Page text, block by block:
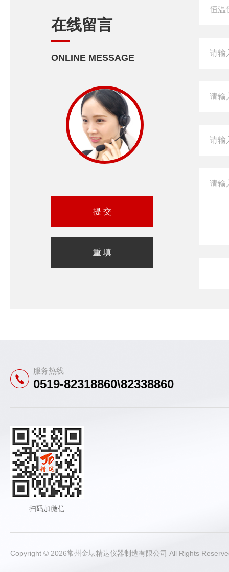
在线留言
ONLINE MESSAGE
服务热线
0519-82318860\82338860
扫码加微信
Copyright © 2026常州金坛精达仪器制造有限公司 All Rights